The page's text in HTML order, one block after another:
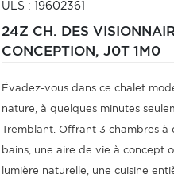
ULS : 19602361
24Z CH. DES
CONCEPTION, J0T 1M0
Évadez-vous dans ce chalet
nature, à quelques minutes
Tremblant. Offrant 3 chambres à
bains, une aire de vie à concept
lumière naturelle, une cuisine